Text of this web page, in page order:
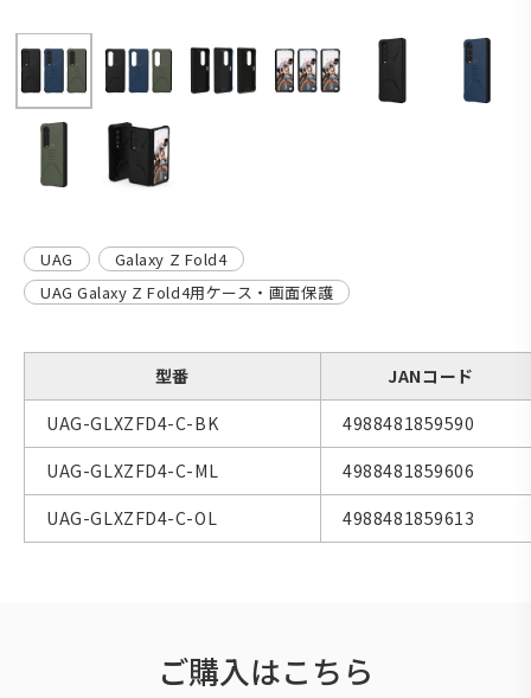
UAG
Galaxy Z Fold4
UAG Galaxy Z Fold4用ケース・画面保護
型番
JANコード
UAG-GLXZFD4-C-BK
4988481859590
UAG-GLXZFD4-C-ML
4988481859606
UAG-GLXZFD4-C-OL
4988481859613
ご購入はこちら